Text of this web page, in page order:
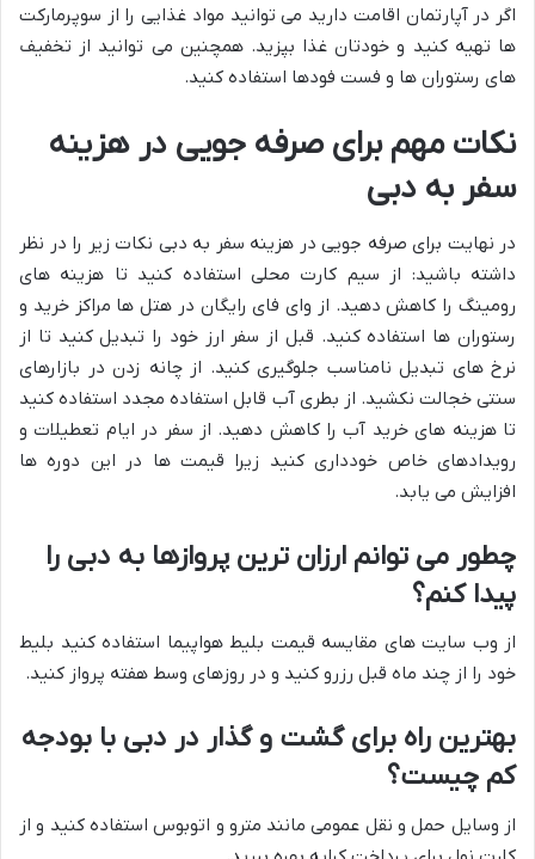
اگر در آپارتمان اقامت دارید می توانید مواد غذایی را از سوپرمارکت
ها تهیه کنید و خودتان غذا بپزید. همچنین می توانید از تخفیف
های رستوران ها و فست فودها استفاده کنید.
نکات مهم برای صرفه جویی در هزینه
سفر به دبی
در نهایت برای صرفه جویی در هزینه سفر به دبی نکات زیر را در نظر
داشته باشید: از سیم کارت محلی استفاده کنید تا هزینه های
رومینگ را کاهش دهید. از وای فای رایگان در هتل ها مراکز خرید و
رستوران ها استفاده کنید. قبل از سفر ارز خود را تبدیل کنید تا از
نرخ های تبدیل نامناسب جلوگیری کنید. از چانه زدن در بازارهای
سنتی خجالت نکشید. از بطری آب قابل استفاده مجدد استفاده کنید
تا هزینه های خرید آب را کاهش دهید. از سفر در ایام تعطیلات و
رویدادهای خاص خودداری کنید زیرا قیمت ها در این دوره ها
افزایش می یابد.
چطور می توانم ارزان ترین پروازها به دبی را
پیدا کنم؟
از وب سایت های مقایسه قیمت بلیط هواپیما استفاده کنید بلیط
خود را از چند ماه قبل رزرو کنید و در روزهای وسط هفته پرواز کنید.
بهترین راه برای گشت و گذار در دبی با بودجه
کم چیست؟
از وسایل حمل و نقل عمومی مانند مترو و اتوبوس استفاده کنید و از